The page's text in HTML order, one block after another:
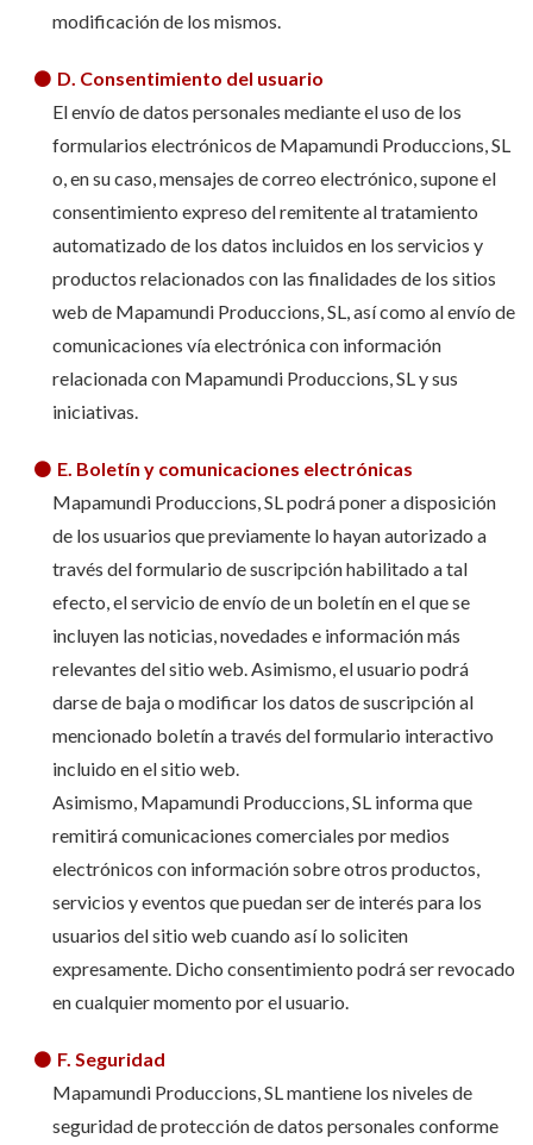
modificación de los mismos.
D. Consentimiento del usuario
El envío de datos personales mediante el uso de los
formularios electrónicos de Mapamundi Produccions, SL
o, en su caso, mensajes de correo electrónico, supone el
consentimiento expreso del remitente al tratamiento
automatizado de los datos incluidos en los servicios y
productos relacionados con las finalidades de los sitios
web de Mapamundi Produccions, SL, así como al envío de
comunicaciones vía electrónica con información
relacionada con Mapamundi Produccions, SL y sus
iniciativas.
E. Boletín y comunicaciones electrónicas
Mapamundi Produccions, SL podrá poner a disposición
de los usuarios que previamente lo hayan autorizado a
través del formulario de suscripción habilitado a tal
efecto, el servicio de envío de un boletín en el que se
incluyen las noticias, novedades e información más
relevantes del sitio web. Asimismo, el usuario podrá
darse de baja o modificar los datos de suscripción al
mencionado boletín a través del formulario interactivo
incluido en el sitio web.
Asimismo, Mapamundi Produccions, SL informa que
remitirá comunicaciones comerciales por medios
electrónicos con información sobre otros productos,
servicios y eventos que puedan ser de interés para los
usuarios del sitio web cuando así lo soliciten
expresamente. Dicho consentimiento podrá ser revocado
en cualquier momento por el usuario.
F. Seguridad
Mapamundi Produccions, SL mantiene los niveles de
seguridad de protección de datos personales conforme